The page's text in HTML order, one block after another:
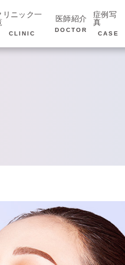
リニック一
CLINIC
医師紹介
DOCTOR
症例写
真
CASE